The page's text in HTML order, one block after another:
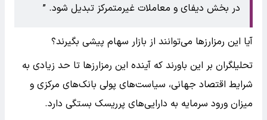
در بخش دیفای و معاملات غیرمتمرکز تبدیل شود.
آیا این رمزارزها می‌توانند از بازار سهام پیشی بگیرند؟
تحلیلگران بر این باورند که آینده این رمزارزها تا حد زیادی به
شرایط اقتصاد جهانی، سیاست‌های پولی بانک‌های مرکزی و
میزان ورود سرمایه به دارایی‌های پرریسک بستگی دارد.